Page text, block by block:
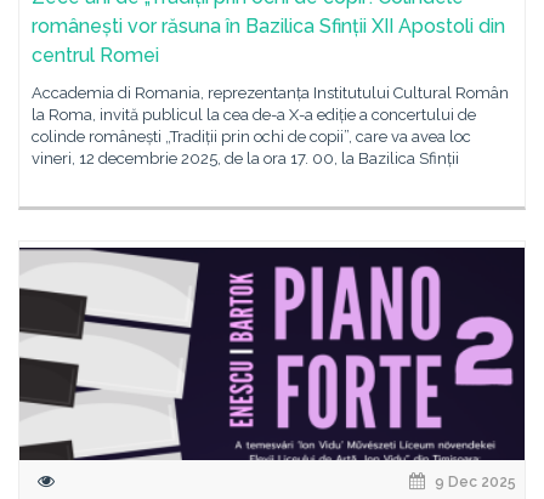
românești vor răsuna în Bazilica Sfinții XII Apostoli din
centrul Romei
Accademia di Romania, reprezentanța Institutului Cultural Român
la Roma, invită publicul la cea de-a X-a ediție a concertului de
colinde românești „Tradiții prin ochi de copii”, care va avea loc
vineri, 12 decembrie 2025, de la ora 17. 00, la Bazilica Sfinții
9 Dec 2025